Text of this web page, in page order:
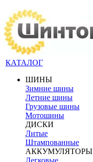
КАТАЛОГ
ШИНЫ
Зимние шины
Летние шины
Грузовые шины
Мотошины
ДИСКИ
Литые
Штампованные
АККУМУЛЯТОРЫ
Легковые